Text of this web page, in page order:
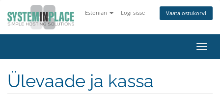
Estonian Logi sisse Vaata ostukorvi
Ülevaade ja kassa